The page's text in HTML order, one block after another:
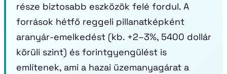
része biztosabb eszközök felé fordul. A
források hétfő reggeli pillanatképként
aranyár-emelkedést (kb. +2–3%, 5400 dollár
körüli szint) és forintgyengülést is
említenek, ami a hazai üzemanyagárat a